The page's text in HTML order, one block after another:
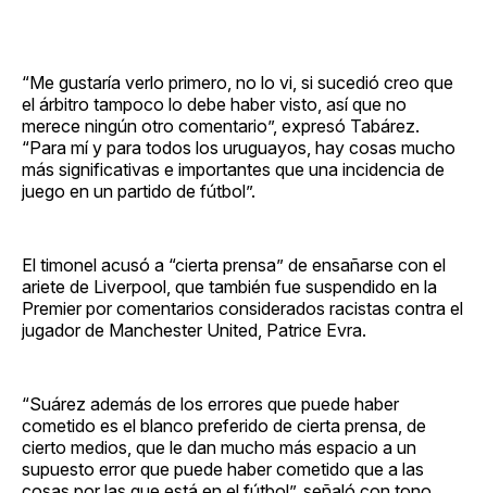
“Me gustaría verlo primero, no lo vi, si sucedió creo que
el árbitro tampoco lo debe haber visto, así que no
merece ningún otro comentario”, expresó Tabárez.
“Para mí y para todos los uruguayos, hay cosas mucho
más significativas e importantes que una incidencia de
juego en un partido de fútbol”.
El timonel acusó a “cierta prensa” de ensañarse con el
ariete de Liverpool, que también fue suspendido en la
Premier por comentarios considerados racistas contra el
jugador de Manchester United, Patrice Evra.
“Suárez además de los errores que puede haber
cometido es el blanco preferido de cierta prensa, de
cierto medios, que le dan mucho más espacio a un
supuesto error que puede haber cometido que a las